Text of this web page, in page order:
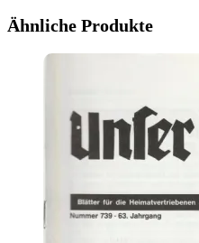
Ähnliche Produkte